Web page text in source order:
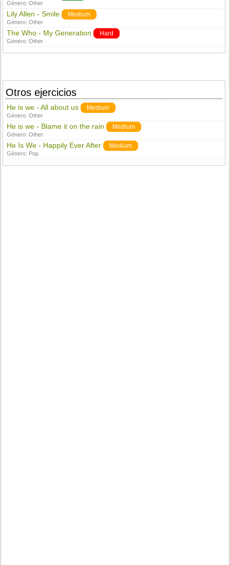
Género:Other
Lily Allen - Smile Medium
Género:Other
The Who - My Generation Hard
Género:Other
Otros ejercicios
He is we - All about us Medium
Género:Other
He is we - Blame it on the rain Medium
Género:Other
He Is We - Happily Ever After Medium
Género: Pop